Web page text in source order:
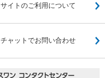
サイトのご利用について
チャットでお問い合わせ